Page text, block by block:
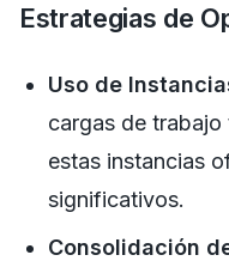
Estrategias de
Uso de
cargas de
estas instancias
significativos.
Consolidación